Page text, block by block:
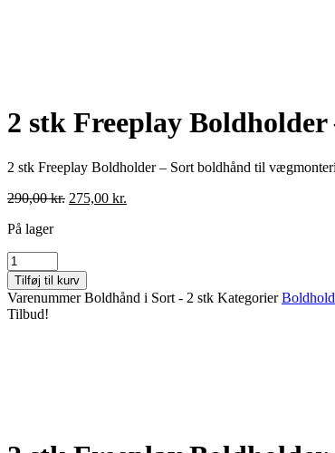
2 stk Freeplay
2 stk Freeplay Boldholder – Sort boldhånd til
290,00kr. Den
275,00 kr.
På lager
2
stk
Freeplay
Boldholder
-
Tilføj til kurv
VarenummerBoldhånd i Sort - 2 stk Kategorier
Tilbud!